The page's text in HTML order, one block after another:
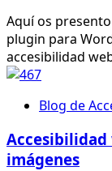
Aquí os
plugin para
accesibilidad
Blog de
Accesibilidad
imágenes